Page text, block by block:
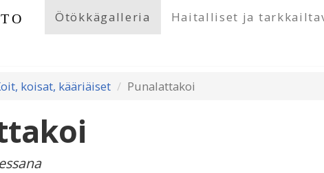
Ötökkägalleria Haitalliset ja
koisat, kääriäiset Punalattakoi